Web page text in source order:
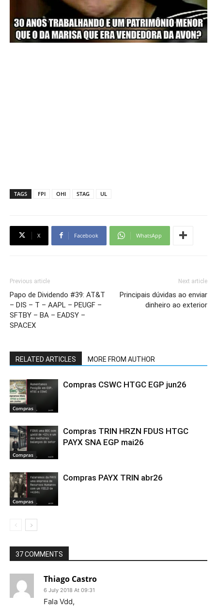
TAGS FPI OHI STAG UL
X Facebook WhatsApp
Previous article
Papo de Dividendo #39: AT&T
– DIS – T – AAPL – PEUGF –
SFTBY – BA – EADSY –
SPACEX
Next article
Principais dúvidas ao enviar
dinheiro ao exterior
RELATED ARTICLES MORE FROM AUTHOR
Compras
Compras CSWC HTGC EGP jun26
Compras
Compras TRIN HRZN FDUS HTGC
PAYX SNA EGP mai26
Compras
Compras PAYX TRIN abr26
37 COMMENTS
Thiago Castro
6 July 2018 At 09:31
Fala Vdd,